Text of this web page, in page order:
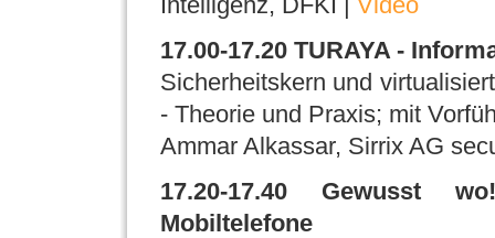
17.00-17.20 TURAYA -
Sicherheitskern und
- Theorie und Praxis; mit
Ammar Alkassar, Sirrix AG
17.20-17.40 Gewusst
Mobiltelefone